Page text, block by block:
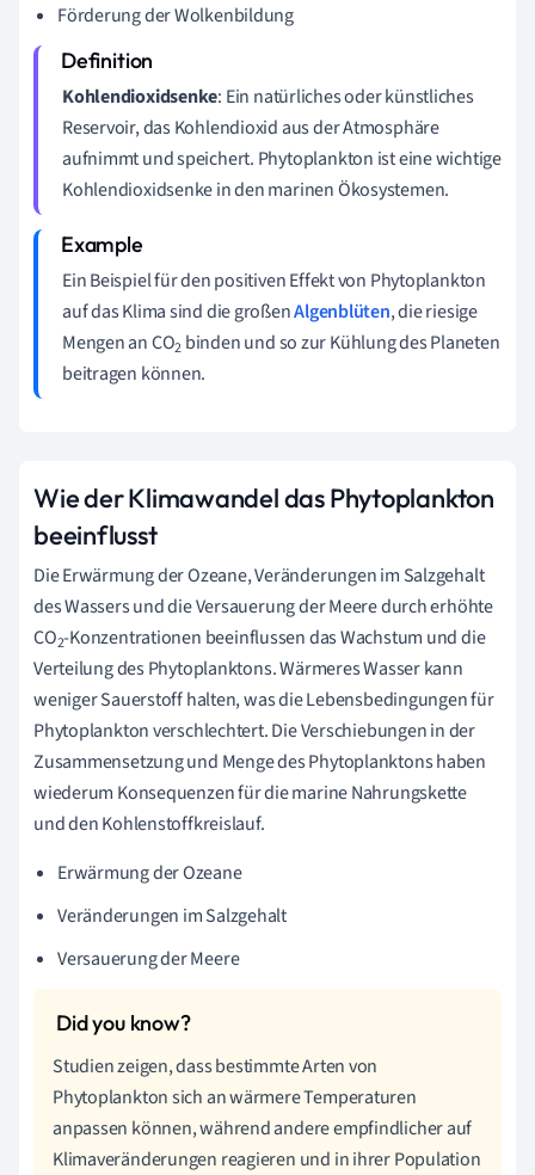
Förderung der Wolkenbildung
Kohlendioxidsenke: Ein natürliches oder künstliches
Reservoir, das Kohlendioxid aus der Atmosphäre
aufnimmt und speichert. Phytoplankton ist eine wichtige
Kohlendioxidsenke in den marinen Ökosystemen.
Ein Beispiel für den positiven Effekt von Phytoplankton
auf das Klima sind die großenAlgenblüten, die riesige
Mengen an CO2 binden und so zur Kühlung des Planeten
beitragen können.
Wie der Klimawandel das Phytoplankton
beeinflusst
Die Erwärmung der Ozeane, Veränderungen im Salzgehalt
des Wassers und die Versauerung der Meere durch erhöhte
CO2-Konzentrationen beeinflussen das Wachstum und die
Verteilung des Phytoplanktons. Wärmeres Wasser kann
weniger Sauerstoff halten, was die Lebensbedingungen für
Phytoplankton verschlechtert. Die Verschiebungen in der
Zusammensetzung und Menge des Phytoplanktons haben
wiederum Konsequenzen für die marine Nahrungskette
und den Kohlenstoffkreislauf.
Erwärmung der Ozeane
Veränderungen im Salzgehalt
Versauerung der Meere
Studien zeigen, dass bestimmte Arten von
Phytoplankton sich an wärmere Temperaturen
anpassen können, während andere empfindlicher auf
Klimaveränderungen reagieren und in ihrer Population